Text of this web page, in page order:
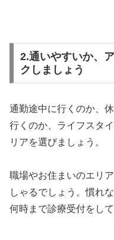
2.通いやすいか、
クしましょう
通勤途中に行くのか、
行くのか、ライフスタ
リアを選びましょう。
職場やお住まいのエリ
しゃるでしょう。慣れ
何時まで診療受付をし